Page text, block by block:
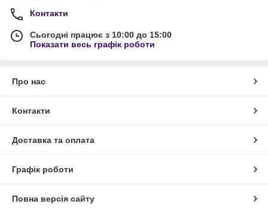
Контакти
Сьогодні працює з 10:00 до 15:00
Показати весь графік роботи
Про нас
Контакти
Доставка та оплата
Графік роботи
Повна версія сайту